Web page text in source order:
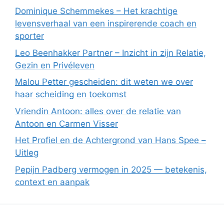
Dominique Schemmekes – Het krachtige
levensverhaal van een inspirerende coach en
sporter
Leo Beenhakker Partner – Inzicht in zijn Relatie,
Gezin en Privéleven
Malou Petter gescheiden: dit weten we over
haar scheiding en toekomst
Vriendin Antoon: alles over de relatie van
Antoon en Carmen Visser
Het Profiel en de Achtergrond van Hans Spee –
Uitleg
Pepijn Padberg vermogen in 2025 — betekenis,
context en aanpak